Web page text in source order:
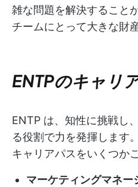
雑な問題を解決すること
チームにとって大きな財
ENTPのキャリ
ENTP は、知性に挑戦し
る役割で力を発揮します
キャリアパスをいくつか
マーケティングマネー